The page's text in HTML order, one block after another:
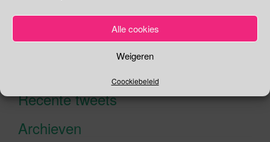
Alle cookies
Weigeren
Coockiebeleid
Zoeken
Recente tweetsKlik om marketing cookies te
Archieven